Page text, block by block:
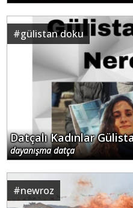
#gülistan doku
Datçalı Kadınlar
dayanışma datça
#newroz